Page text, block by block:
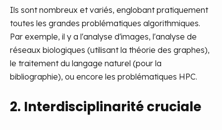
Ils sont nombreux et variés, englobant pratiquement
toutes les grandes problématiques algorithmiques.
Par exemple, il y a l'analyse d'images, l'analyse de
réseaux biologiques (utilisant la théorie des graphes),
le traitement du langage naturel (pour la
bibliographie), ou encore les problématiques HPC.
2. Interdisciplinarité cruciale